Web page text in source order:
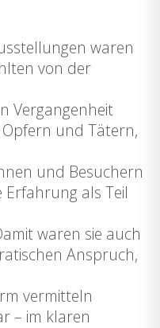
waren
von der
Vergangenheit
und Tätern,
und Besuchern
Erfahrung als Teil
waren sie auch
Anspruch,
vermitteln
– im klaren